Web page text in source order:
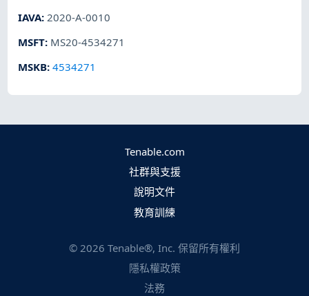
IAVA: 2020-A-0010
MSFT: MS20-4534271
MSKB:4534271
Tenable.com
社群與支援
說明文件
教育訓練
© 2026 Tenable®, Inc. 保留所有權利
隱私權政策
法務